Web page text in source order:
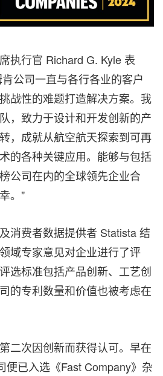
执行官 Richard G. Kyle 表
公司一直与各行各业的客户
战性的难题打造解决方案。 我
，致力于设计和开发创新的产
， 成就从航空航天探索到可再
的各种关键应用。能够与包括
公司在内的全球领先企业合
。"
消费者数据提供者 Statista 结
域专家意见对企业进行了评
选标准包括产品创新、工艺创
的专利数量和价值也被考虑在
二次因创新而获得认可。早在
便已入选《Fast Company》杂